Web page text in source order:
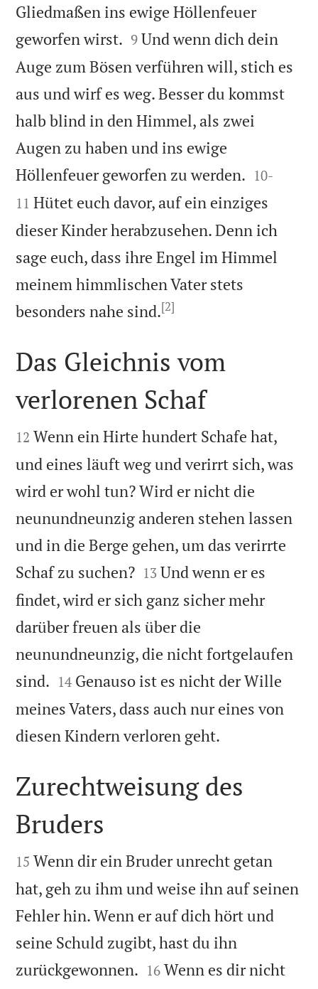
Gliedmaßen ins ewige Höllenfeuer
geworfen wirst. 

9 Und wenn dich dein
Auge zum Bösen verführen will, stich es
aus und wirf es weg. Besser du kommst
halb blind in den Himmel, als zwei
Augen zu haben und ins ewige
Höllenfeuer geworfen zu werden. 

10-
11 Hütet euch davor, auf ein einziges
dieser Kinder herabzusehen. Denn ich
sage euch, dass ihre Engel im Himmel
meinem himmlischen Vater stets
besonders nahe sind.[2]

Das Gleichnis vom
verlorenen Schaf

12 Wenn ein Hirte hundert Schafe hat,
und eines läuft weg und verirrt sich, was
wird er wohl tun? Wird er nicht die
neunundneunzig anderen stehen lassen
und in die Berge gehen, um das verirrte
Schaf zu suchen?
13 Und wenn er es
findet, wird er sich ganz sicher mehr
darüber freuen als über die
neunundneunzig, die nicht fortgelaufen
sind. 

14 Genauso ist es nicht der Wille
meines Vaters, dass auch nur eines von
diesen Kindern verloren geht.

Zurechtweisung des
Bruders

15 Wenn dir ein Bruder unrecht getan
hat, geh zu ihm und weise ihn auf seinen
Fehler hin. Wenn er auf dich hört und
seine Schuld zugibt, hast du ihn
zurückgewonnen. 

16 Wenn es dir nicht